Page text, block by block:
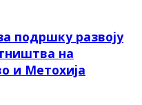
подршку развоју
на
и Метохија